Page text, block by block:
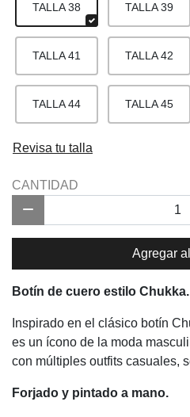
TALLA 38 TALLA 39
TALLA 41 TALLA 42
TALLA 44 TALLA 45
Revisa tu talla
CANTIDAD
Agregar
Botín de cuero estilo Chukka.
Inspirado en el clásico botín
es un ícono de la moda
con múltiples outfits casuales,
Forjado y pintado a mano.